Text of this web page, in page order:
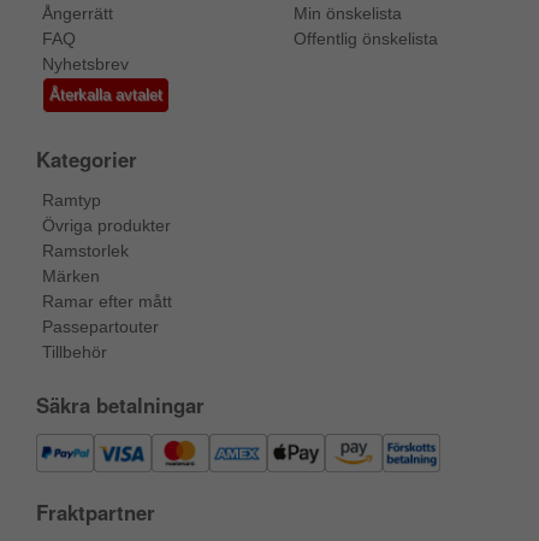
Ångerrätt
FAQ
Nyhetsbrev
Återkalla avtalet
Min önskelista
Offentlig önskelista
Kategorier
Ramtyp
Övriga produkter
Ramstorlek
Märken
Ramar efter mått
Passepartouter
Tillbehör
Säkra betalningar
Fraktpartner